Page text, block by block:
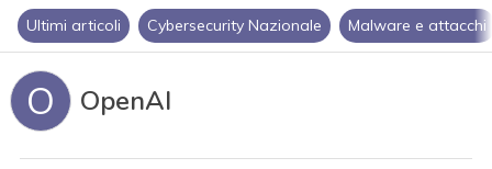
Ultimi articoli Cybersecurity Nazionale Malware e attacchi
O OpenAI